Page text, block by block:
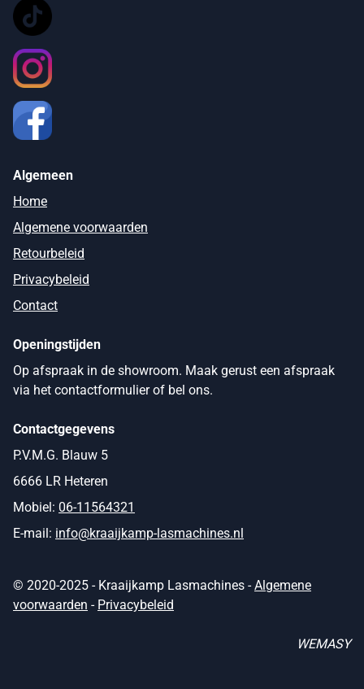
Algemeen
Home
Algemene voorwaarden
Retourbeleid
Privacybeleid
Contact
Openingstijden
Op afspraak in de showroom. Maak gerust een afspraak
via het contactformulier of bel ons.
Contactgegevens
P.V.M.G. Blauw 5
6666 LR Heteren
Mobiel: 06-11564321
E-mail: info@kraaijkamp-lasmachines.nl
© 2020-2025 - Kraaijkamp Lasmachines -Algemene
voorwaarden - Privacybeleid
WEMASY